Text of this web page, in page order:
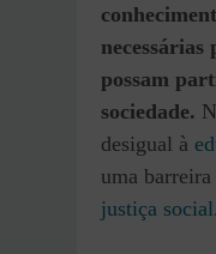
possam
sociedade.
desigual à
uma
justiça social.